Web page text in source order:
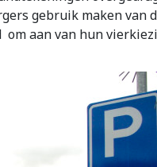
gebruik maken van
om aan van hun